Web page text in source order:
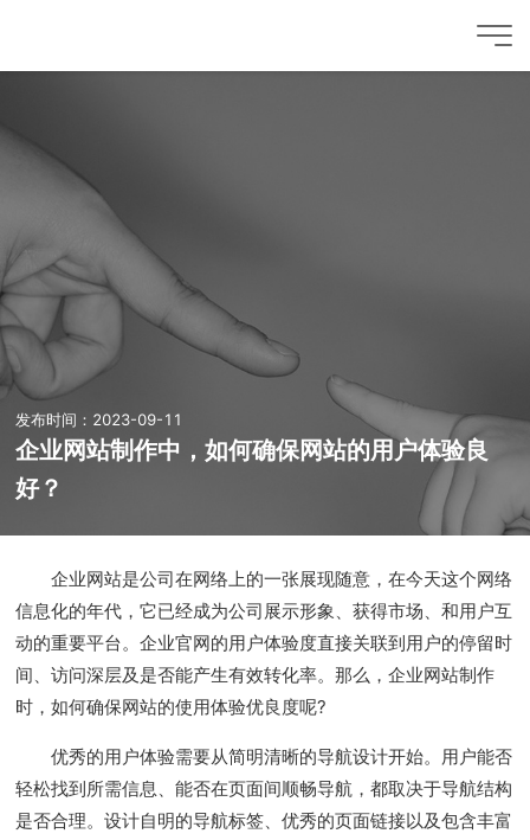
发布时间：2023-09-11
企业网站制作中，如何确保网站的用户体验良
好？
企业网站是公司在网络上的一张展现随意，在今天这个网络
信息化的年代，它已经成为公司展示形象、获得市场、和用户互
动的重要平台。企业官网的用户体验度直接关联到用户的停留时
间、访问深层及是否能产生有效转化率。那么，企业网站制作
时，如何确保网站的使用体验优良度呢?
优秀的用户体验需要从简明清晰的导航设计开始。用户能否
轻松找到所需信息、能否在页面间顺畅导航，都取决于导航结构
是否合理。设计自明的导航标签、优秀的页面链接以及包含丰富